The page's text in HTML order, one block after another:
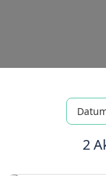
2